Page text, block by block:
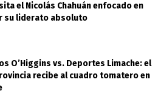
el Nicolás Chahuán enfocado en
su liderato absoluto
O’Higgins vs. Deportes Limache: el
recibe al cuadro tomatero en